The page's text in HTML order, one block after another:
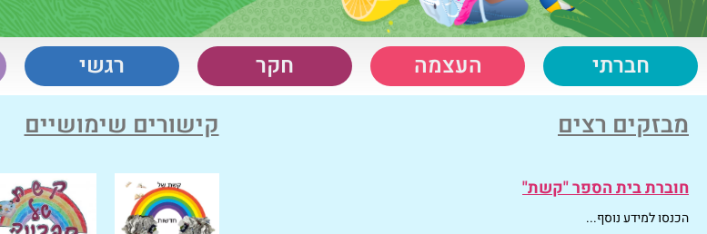
חברתי העצמה חקר רגשי
מבזקים רצים
הכנסו למידע נוסף...
קישורים שימושיים